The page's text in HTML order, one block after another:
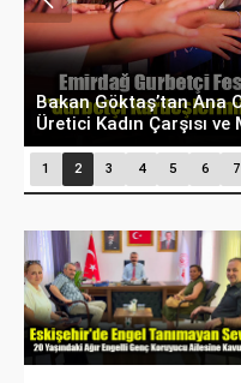
Bakan Göktaş Duyurdu:
Desteği Toplam 1 Milyar
1 2 3 4 5 6 7